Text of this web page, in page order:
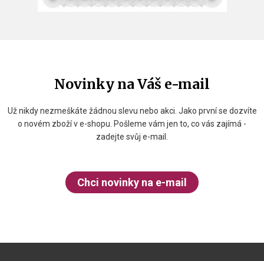
Novinky na Váš e-mail
Už nikdy nezmeškáte žádnou slevu nebo akci. Jako první se dozvíte
o novém zboží v e-shopu. Pošleme vám jen to, co vás zajímá -
zadejte svůj e-mail.
Chci novinky na e-mail